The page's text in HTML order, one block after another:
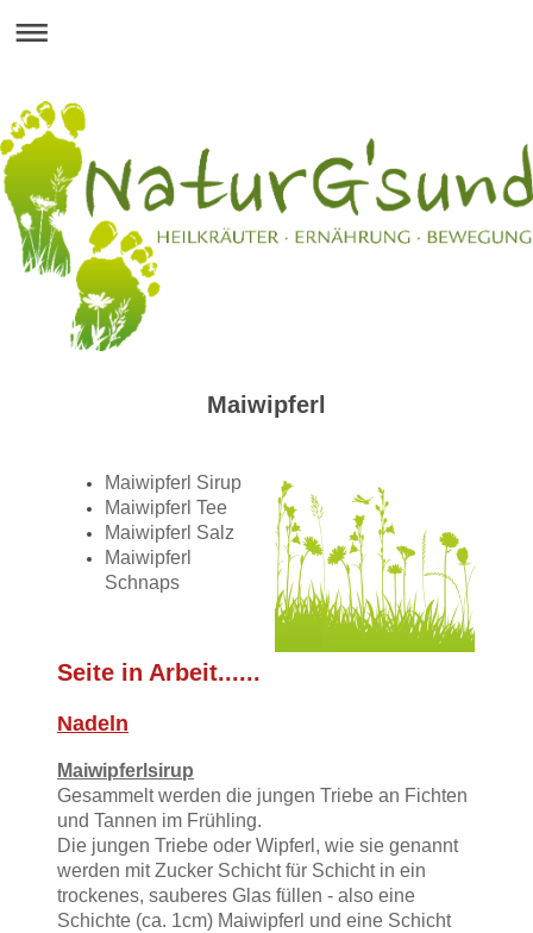
Maiwipferl
Maiwipferl Sirup
Maiwipferl Tee
Maiwipferl Salz
Maiwipferl
Schnaps
Seite in Arbeit......
Nadeln
Maiwipferlsirup
Gesammelt werden die jungen Triebe an Fichten
und Tannen im Frühling.
Die jungen Triebe oder Wipferl, wie sie genannt
werden mit Zucker Schicht für Schicht in ein
trockenes, sauberes Glas füllen - also eine
Schichte (ca. 1cm) Maiwipferl und eine Schicht